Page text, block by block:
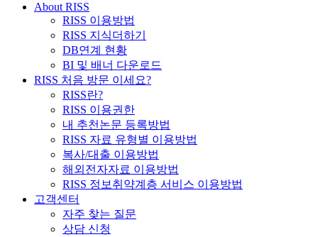
About RISS
RISS 이용방법
RISS 지식더하기
DB연계 현황
BI 및 배너 다운로드
RISS 처음 방문 이세요?
RISS란?
RISS 이용권한
내 추천논문 등록방법
RISS 자료 유형별 이용방법
복사/대출 이용방법
해외전자자료 이용방법
RISS 정보취약계층 서비스 이용방법
고객센터
자주 찾는 질문
상담 신청